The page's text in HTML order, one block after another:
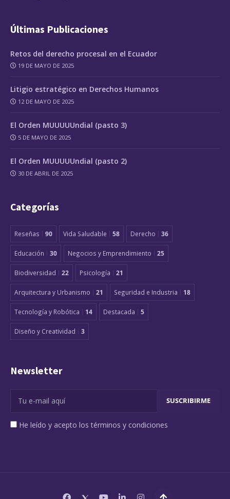
Últimas Publicaciones
Retos del derecho procesal en el Ecuador
19 DE MAYO DE 2025
Litigio estratégico en Derechos Humanos
12 DE MAYO DE 2025
El Orden MUUUUUndial (pasto 3)
5 DE MAYO DE 2025
El Orden MUUUUUndial (pasto 2)
30 DE ABRIL DE 2025
Categorías
Reseñas 90 Vida Saludable 58 Derecho 36
Educación 30 Negocios y Emprendimiento 25
Biodiversidad 22 Psicología 21
Arquitectura y Urbanismo 21 Seguridad e Industria 18
Tecnología y Robótica 14 Destacada 5
Diseño y Creatividad 3
Newsletter
He leído y acepto los términos y condiciones